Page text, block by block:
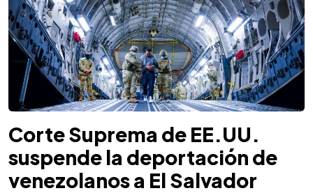
Corte Suprema de EE.UU.
suspende la deportación de
venezolanos a El Salvador